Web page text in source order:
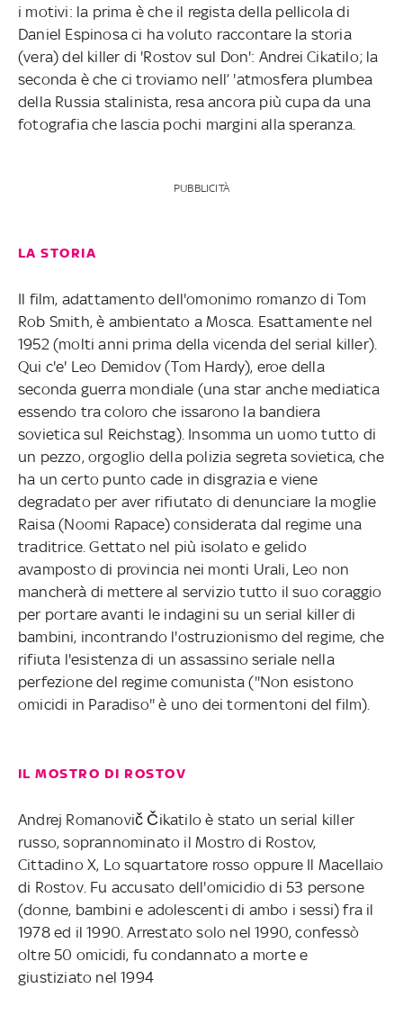
i motivi: la prima è che il regista della pellicola di
Daniel Espinosa ci ha voluto raccontare la storia
(vera) del killer di 'Rostov sul Don': Andrei Cikatilo; la
seconda è che ci troviamo nell’ 'atmosfera plumbea
della Russia stalinista, resa ancora più cupa da una
fotografia che lascia pochi margini alla speranza.
PUBBLICITÀ
LA STORIA
Il film, adattamento dell'omonimo romanzo di Tom
Rob Smith, è ambientato a Mosca. Esattamente nel
1952 (molti anni prima della vicenda del serial killer).
Qui c'e' Leo Demidov (Tom Hardy), eroe della
seconda guerra mondiale (una star anche mediatica
essendo tra coloro che issarono la bandiera
sovietica sul Reichstag). Insomma un uomo tutto di
un pezzo, orgoglio della polizia segreta sovietica, che
ha un certo punto cade in disgrazia e viene
degradato per aver rifiutato di denunciare la moglie
Raisa (Noomi Rapace) considerata dal regime una
traditrice. Gettato nel più isolato e gelido
avamposto di provincia nei monti Urali, Leo non
mancherà di mettere al servizio tutto il suo coraggio
per portare avanti le indagini su un serial killer di
bambini, incontrando l'ostruzionismo del regime, che
rifiuta l'esistenza di un assassino seriale nella
perfezione del regime comunista (''Non esistono
omicidi in Paradiso'' è uno dei tormentoni del film).
IL MOSTRO DI ROSTOV
Andrej Romanovič Čikatilo è stato un serial killer
russo, soprannominato il Mostro di Rostov,
Cittadino X, Lo squartatore rosso oppure Il Macellaio
di Rostov. Fu accusato dell'omicidio di 53 persone
(donne, bambini e adolescenti di ambo i sessi) fra il
1978 ed il 1990. Arrestato solo nel 1990, confessò
oltre 50 omicidi, fu condannato a morte e
giustiziato nel 1994